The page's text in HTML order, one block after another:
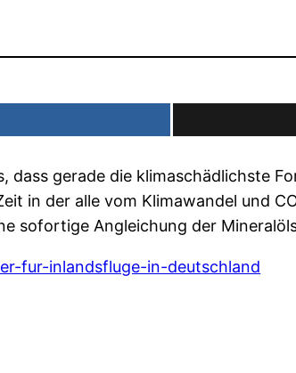
dass gerade die klimaschädlichste
in der alle vom Klimawandel und
sofortige Angleichung der
fur-inlandsfluge-in-deutschland